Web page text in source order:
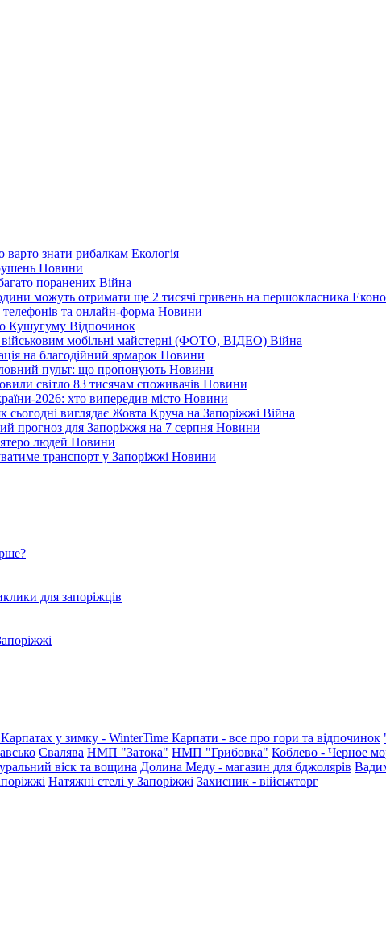
варто знати рибалкам Екологія
Новини
поранених Війна
можуть отримати ще 2 тисячі гривень на першокласника
та онлайн-форма Новини
Кушугуму Відпочинок
мобільні майстерні (ФОТО, ВІДЕО) Війна
на благодійний ярмарок Новини
пульт: що пропонують Новини
світло 83 тисячам споживачів Новини
2026: хто випередив місто Новини
сьогодні виглядає Жовта Круча на Запоріжжі Війна
прогноз для Запоріжжя на 7 серпня Новини
людей Новини
транспорт у Запоріжжі Новини
для запоріжців
у зимку - WinterTime Карпати - все про гори та відпочинок
Свалява НМП "Затока" НМП "Грибовка" Коблево - Черное
віск та вощина Долина Меду - магазин для бджолярів
Натяжні стелі у Запоріжжі Захисник - військторг